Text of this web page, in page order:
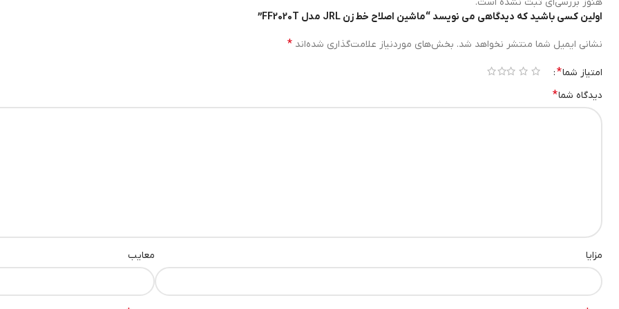
1. تیغه‌های فوق دقیق
تیغه‌های این خط زن با دقت بالا ساخته شده‌اند و امکان ایجاد خطوط صاف و تمیز را فراهم می‌کنند. این ویژگی برای طراحی حرفه‌ای ریش و اصلاح جزئیات
اگرچه این مدل برای آرایشگران طراحی شده، اما برای افرادی که در خانه به اصلاح دقیق اهمیت می‌دهند نیز گزینه‌ای بسیار مناسب محسوب می‌شود.
اولین کسی باشید که دیدگاهی می نویسد “ماشین اصلاح خط زن JRL مدل FF2020T”
نشانی ایمیل شما منتشر نخواهد شد. بخش‌های موردنیاز علامت‌گذاری شده‌اند *
امتیاز شما* ۲ از ۵ ستاره ۳ از ۵ ستاره ۴ از ۵ ستاره ۵ از ۵ ستاره
دیدگاه شما*
مزایا معایب